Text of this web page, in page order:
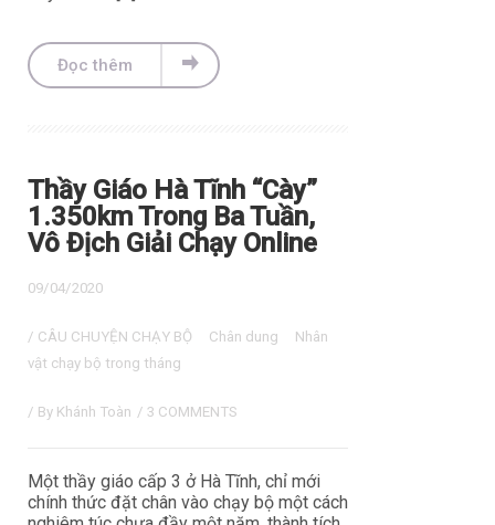
Đọc thêm
Thầy Giáo Hà Tĩnh “Cày”
1.350km Trong Ba Tuần,
Vô Địch Giải Chạy Online
09/04/2020
/ CÂU CHUYỆN CHẠY BỘ Chân dung
Nhân
vật chạy bộ trong tháng
/ By Khánh Toàn / 3 COMMENTS
Một thầy giáo cấp 3 ở Hà Tĩnh, chỉ mới
chính thức đặt chân vào chạy bộ một cách